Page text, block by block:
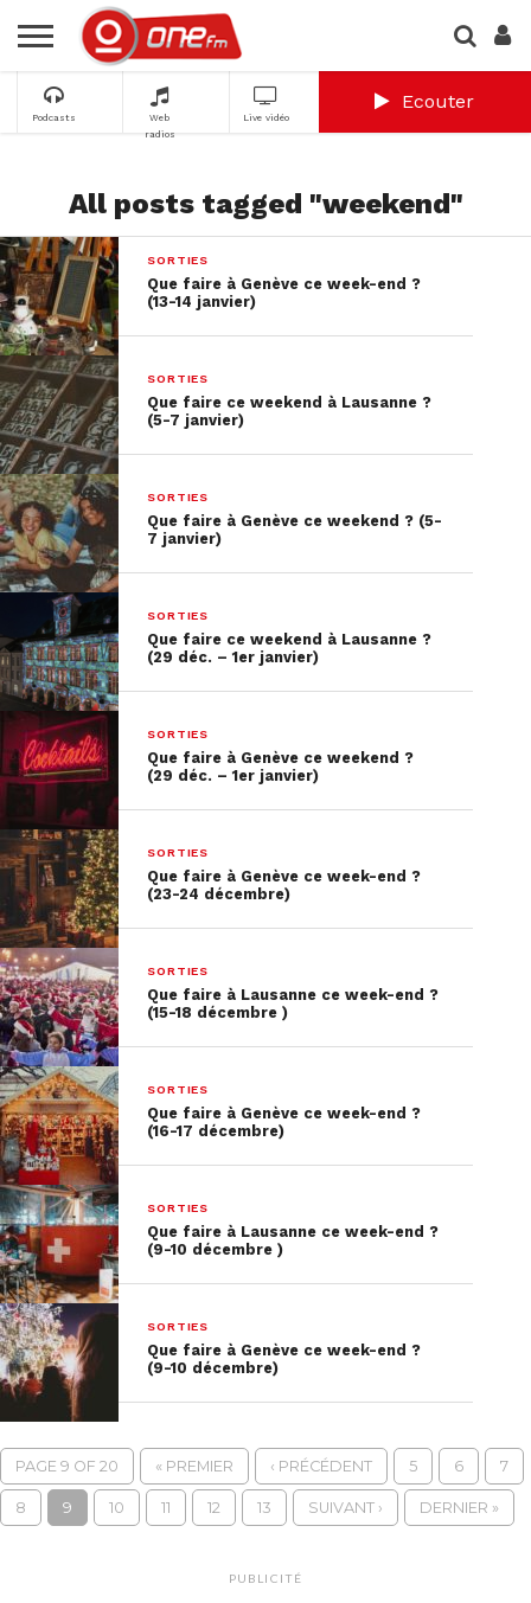
Podcasts
Web
radios
Live vidéo
Ecouter
All posts tagged "weekend"
SORTIES
Que faire à Genève ce week-end ?
(13-14 janvier)
SORTIES
Que faire ce weekend à Lausanne ?
(5-7 janvier)
SORTIES
Que faire à Genève ce weekend ? (5-
7 janvier)
SORTIES
Que faire ce weekend à Lausanne ?
(29 déc. – 1er janvier)
SORTIES
Que faire à Genève ce weekend ?
(29 déc. – 1er janvier)
SORTIES
Que faire à Genève ce week-end ?
(23-24 décembre)
SORTIES
Que faire à Lausanne ce week-end ?
(15-18 décembre )
SORTIES
Que faire à Genève ce week-end ?
(16-17 décembre)
SORTIES
Que faire à Lausanne ce week-end ?
(9-10 décembre )
SORTIES
Que faire à Genève ce week-end ?
(9-10 décembre)
PAGE 9 OF 20 « PREMIER ‹ PRÉCÉDENT 5 6 7
8 9 10 11 12 13 SUIVANT › DERNIER »
PUBLICITÉ